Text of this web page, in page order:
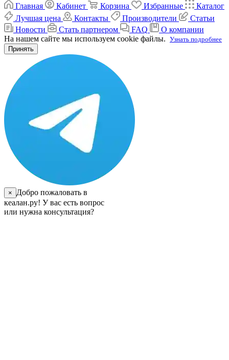
Главная
Кабинет Корзина Избранные
Каталог
Лучшая цена
Контакты Производители
Статьи
Новости
Стать партнером FAQ
О компании
На нашем сайте мы используем cookie файлы. Узнать подробнее
Принять
×
Добро пожаловать в
кеалан.ру! У вас есть вопрос
или нужна консультация?